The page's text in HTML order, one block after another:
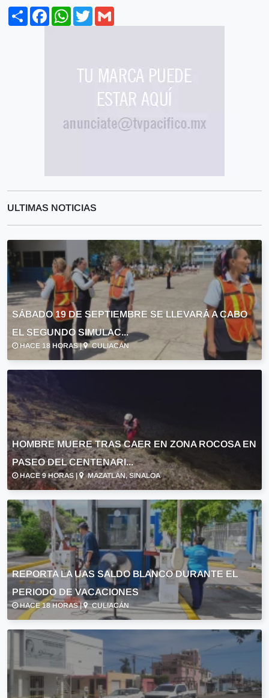
ShareFacebookWhatsApp
Twitter
ULTIMAS NOTICIAS
SÁBADO 19 DE SEPTIEMBRE SE LLEVARÁ A CABO
EL SEGUNDO SIMULAC...
HACE 18 HORAS | CULIACÁN
HOMBRE MUERE TRAS CAER EN ZONA ROCOSA EN
PASEO DEL CENTENARI...
HACE 9 HORAS | MAZATLÁN, SINALOA
REPORTA LA UAS SALDO BLANCO DURANTE EL
PERIODO DE VACACIONES
HACE 18 HORAS | CULIACÁN